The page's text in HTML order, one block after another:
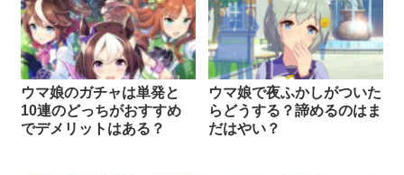
ウマ娘のガチャは単発と
10連のどっちがおすすめ
でデメリットはある？
ウマ娘で夜ふかしがついた
らどうする？諦めるのはま
だはやい？